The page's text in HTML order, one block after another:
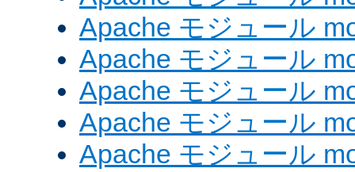
Apache モジュール
Apache モジュール
Apache モジュール
Apache モジュール
Apache モジュール